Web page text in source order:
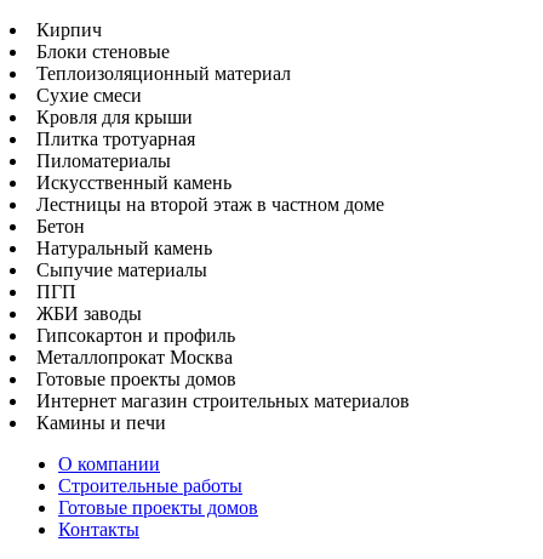
Кирпич
Блоки стеновые
Теплоизоляционный материал
Сухие смеси
Кровля для крыши
Плитка тротуарная
Пиломатериалы
Искусственный камень
Лестницы на второй этаж в частном доме
Бетон
Натуральный камень
Сыпучие материалы
ПГП
ЖБИ заводы
Гипсокартон и профиль
Металлопрокат Москва
Готовые проекты домов
Интернет магазин строительных материалов
Камины и печи
О компании
Строительные работы
Готовые проекты домов
Контакты